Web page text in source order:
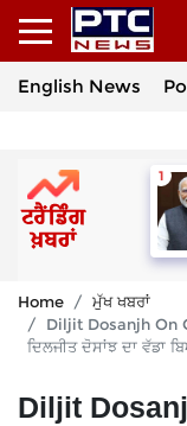
English News
Home
ਮੁੱਖ ਖਬਰਾਂ
Diljit Dosanjh On
ਦਿਲਜੀਤ ਦੋਸਾਂਝ ਦਾ ਵੱਡਾ
Diljit